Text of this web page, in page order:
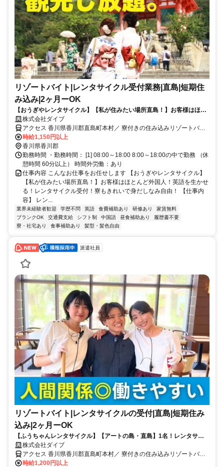
リゾートバイト|レンタサイクル受付業務|直島|短期住
み込み|2ヶ月ーOK
【おうぎやレンタサイクル】【私が住みたい場所直島！】お客様はほと
んど外国人！英語を生かせる！レンタサイクル受付！寮もきれいで身だ
しなみ自由！
株式会社ダイブ
アクセス 香川県香川郡直島町本村／ 寮付きの住み込みリゾートバイ
ト／生活費が抑えられるのでお金が貯まる／休日は観光し放題／急募
／面接なし
時給1,150円以上
香川県香川郡
勤務時間 ・勤務時間： [1] 08:00～18:00 8:00～18:00の中で勤務 （休
憩時間 60分以上） 時間外労働：あり
仕事内容 こんなお仕事をお任せします 【おうぎやレンタサイクル】
【私が住みたい場所直島！】お客様はほとんど外国人！英語を生かせ
る！レンタサイクル受付！寮もきれいで身だしなみ自由！ 【仕事内
容】 レン...
業界未経験者歓迎 学歴不問 英語 食費補助あり 研修あり
家賃無料
ブランクOK
交通費支給 シフト制 中国語 昼食補助あり
履歴書不要
寮・社宅あり
食事補助あり 髪型・髪色自由
派遣社員
リゾートバイト|レンタサイクルの受付|直島|短期住み
込み|2ヶ月ーOK
【ふうちゃんレンタサイクル】【アートの島・直島】1名！レンタサイ
クルの受付×離島暮らし！アットホームな環境で働きたい方へ！
株式会社ダイブ
アクセス 香川県香川郡直島町本村／ 寮付きの住み込みリゾートバイ
ト／生活費が抑えられるのでお金が貯まる／休日は観光し放題／急募
時給1,200円以上